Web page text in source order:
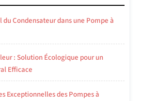
du Condensateur dans une Pompe à
: Solution Écologique pour un
Efficace
Exceptionnelles des Pompes à